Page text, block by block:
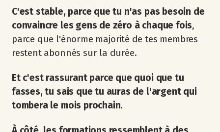
C'est stable, parce que tu n'as pas besoin de
convaincre les gens de zéro à chaque fois,
parce que l'énorme majorité de tes membres
restent abonnés sur la durée.
Et c'est rassurant parce que quoi que tu
fasses, tu sais que tu auras de l'argent qui
tombera le mois prochain.